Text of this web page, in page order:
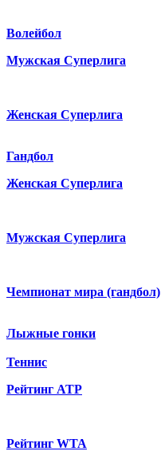
Волейбол
Мужская Суперлига
Женская Суперлига
Гандбол
Женская Суперлига
Мужская Суперлига
Чемпионат мира (гандбол)
Лыжные гонки
Теннис
Рейтинг ATP
Рейтинг WTA